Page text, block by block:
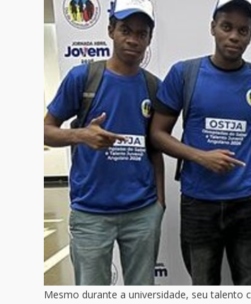
Mesmo durante a universidade, seu talento